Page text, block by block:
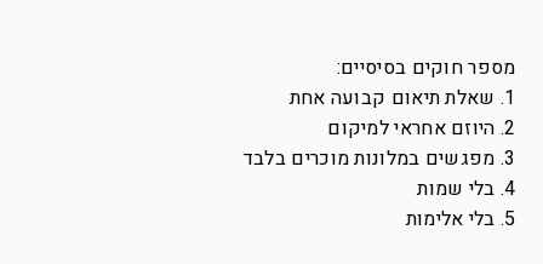
מספר חוקים בסיסיים:
1. שאלת תיאום קבועה אחת
2. היוזם אחראי למיקום
3. מפגשים במלונות מוכרים בלבד
4. בלי שמות
5. בלי אלימות